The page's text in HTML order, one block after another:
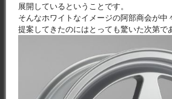
展開しているということです。
そんなホワイトなイメージの阿部商会が中
提案してきたのにはとっても驚いた次第で